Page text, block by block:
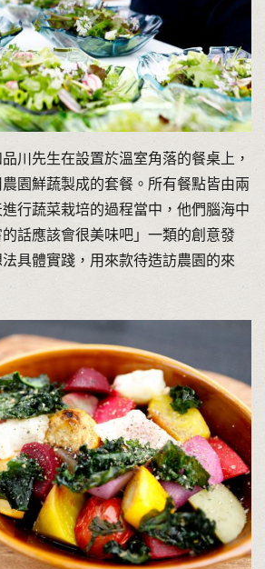
川先生在設置於溫室角落的餐桌上，
園鮮蔬製成的套餐。所有餐點皆由兩
行蔬菜栽培的過程當中，他們腦海中
話應該會很美味吧」一類的創意發
具體實踐，用來款待造訪農園的來